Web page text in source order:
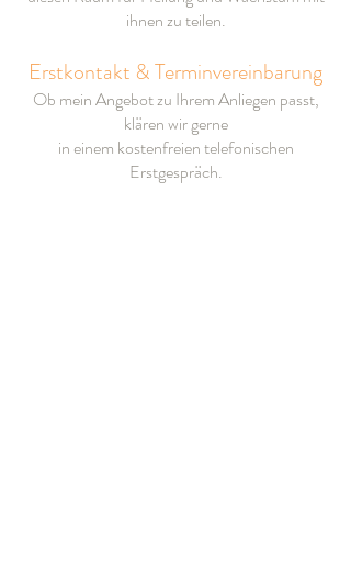
ihnen zu teilen.
Erstkontakt & Terminvereinbarung
Ob mein Angebot zu Ihrem Anliegen passt,
klären wir gerne
in einem kostenfreien telefonischen
Erstgespräch.